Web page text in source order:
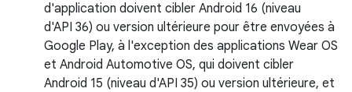
d'application doivent cibler Android 16 (niveau
d'API 36) ou version ultérieure pour être envoyées à
Google Play, à l'exception des applications Wear OS
et Android Automotive OS, qui doivent cibler
Android 15 (niveau d'API 35) ou version ultérieure, et